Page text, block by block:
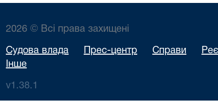
2026 © Всі права захищені
Судова влада Прес-центр Справи
Інше
v1.38.1